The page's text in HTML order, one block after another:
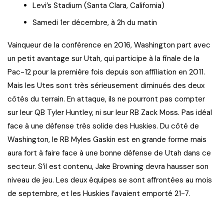
Levi’s Stadium (Santa Clara, California)
Samedi 1er décembre, à 2h du matin
Vainqueur de la conférence en 2016, Washington part avec
un petit avantage sur Utah, qui participe à la finale de la
Pac-12 pour la première fois depuis son affiliation en 2011.
Mais les Utes sont très sérieusement diminués des deux
côtés du terrain. En attaque, ils ne pourront pas compter
sur leur QB Tyler Huntley, ni sur leur RB Zack Moss. Pas idéal
face à une défense très solide des Huskies. Du côté de
Washington, le RB Myles Gaskin est en grande forme mais
aura fort à faire face à une bonne défense de Utah dans ce
secteur. S’il est contenu, Jake Browning devra hausser son
niveau de jeu. Les deux équipes se sont affrontées au mois
de septembre, et les Huskies l’avaient emporté 21-7.